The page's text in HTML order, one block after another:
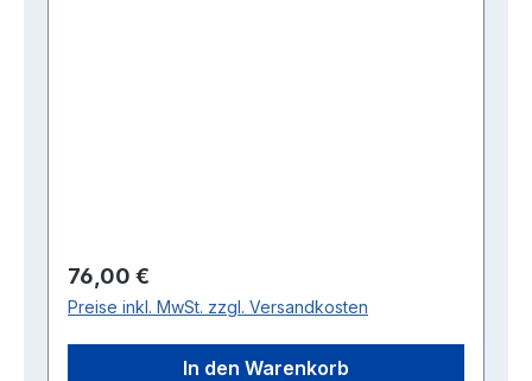
Regulärer Preis:
76,00 €
Preise inkl. MwSt. zzgl. Versandkosten
In den Warenkorb